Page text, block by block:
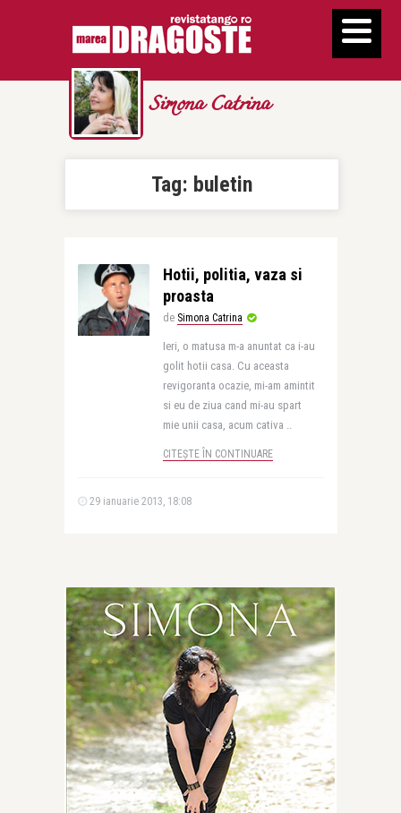
Simona Catrina
Tag: buletin
Hotii, politia, vaza si
proasta
de Simona Catrina
Ieri, o matusa m-a anuntat ca i-au
golit hotii casa. Cu aceasta
revigoranta ocazie, mi-am amintit
si eu de ziua cand mi-au spart
mie unii casa, acum cativa ..
CITEȘTE ÎN CONTINUARE
29 ianuarie 2013, 18:08